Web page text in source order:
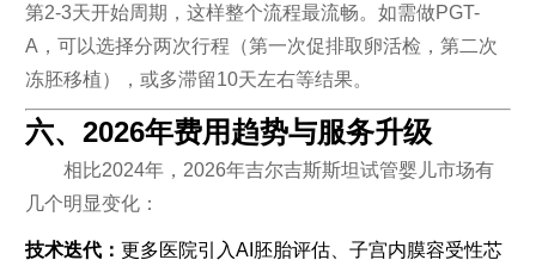
第2-3天开始周期，这样整个流程最流畅。如需做PGT-
A，可以选择分两次行程（第一次促排取卵活检，第二次
冻胚移植），或多滞留10天左右等结果。
六、2026年费用趋势与服务升级
相比2024年，2026年吉尔吉斯斯坦试管婴儿市场有
几个明显变化：
技术迭代： 更多医院引入AI胚胎评估、子宫内膜容受性芯